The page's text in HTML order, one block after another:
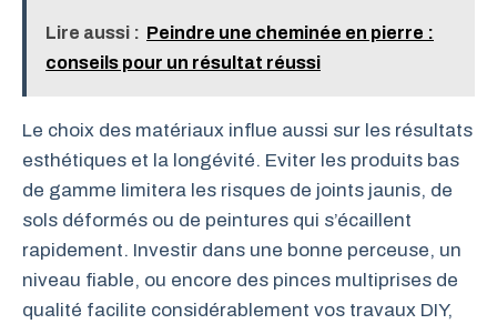
Lire aussi : Peindre une cheminée en pierre :
conseils pour un résultat réussi
Le choix des matériaux influe aussi sur les résultats
esthétiques et la longévité. Eviter les produits bas
de gamme limitera les risques de joints jaunis, de
sols déformés ou de peintures qui s’écaillent
rapidement. Investir dans une bonne perceuse, un
niveau fiable, ou encore des pinces multiprises de
qualité facilite considérablement vos travaux DIY,